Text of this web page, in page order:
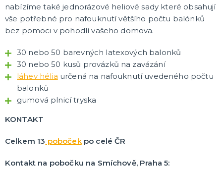
nabízíme také jednorázové heliové sady které obsahují
vše potřebné pro nafouknutí většího počtu balónků
bez pomoci v pohodlí vašeho domova.
30 nebo 50 barevných latexových balonků
30 nebo 50 kusů provázků na zavázání
láhev hélia určená na nafouknutí uvedeného počtu
balonků
gumová plnicí tryska
KONTAKT
Celkem 13 pobočekpo celé ČR
Kontakt na pobočku na Smíchově, Praha 5: